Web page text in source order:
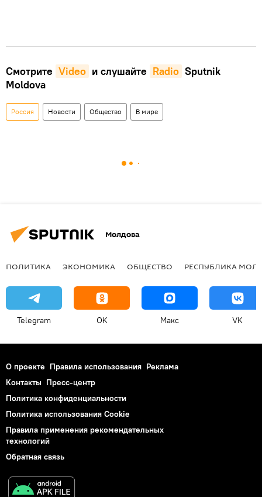
Смотрите Video и слушайте Radio Sputnik
Moldova
Россия Новости Общество В мире
Молдова
ПОЛИТИКА ЭКОНОМИКА ОБЩЕСТВО РЕСПУБЛИКА
Telegram OK Макс VK
О проекте Правила использования Реклама
Контакты Пресс-центр
Политика конфиденциальности
Политика использования Cookie
Правила применения рекомендательных
технологий
Обратная связь